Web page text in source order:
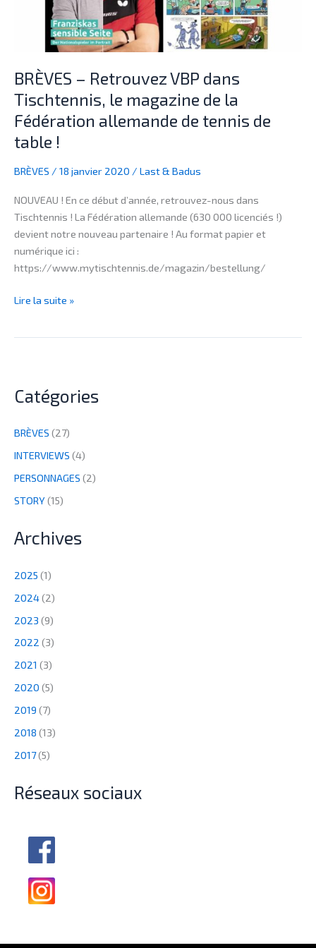
BRÈVES – Retrouvez VBP dans
Tischtennis, le magazine de la
Fédération allemande de tennis de
table !
BRÈVES / 18 janvier 2020 / Last & Badus
NOUVEAU ! En ce début d’année, retrouvez-nous dans
Tischtennis ! La Fédération allemande (630 000 licenciés !)
devient notre nouveau partenaire ! Au format papier et
numérique ici :
https://www.mytischtennis.de/magazin/bestellung/
magazine
Fédération
allemande
tennis
de
table
!
Lire la suite »
Catégories
BRÈVES (27)
INTERVIEWS (4)
PERSONNAGES (2)
STORY(15)
Archives
2025 (1)
2024(2)
2023 (9)
2022 (3)
2021 (3)
2020 (5)
2019 (7)
2018 (13)
2017(5)
Réseaux sociaux